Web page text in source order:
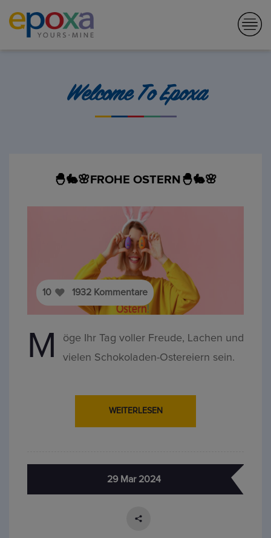
Welcome To Epoxa
🐣🐇🌸FROHE OSTERN🐣🐇🌸
10 1932 Kommentare
M
öge Ihr Tag voller Freude, Lachen und
vielen Schokoladen-Ostereiern sein.
WEITERLESEN
29 Mar 2024